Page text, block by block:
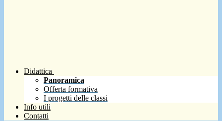
Didattica
Panoramica
Offerta formativa
I progetti delle classi
Info utili
Contatti